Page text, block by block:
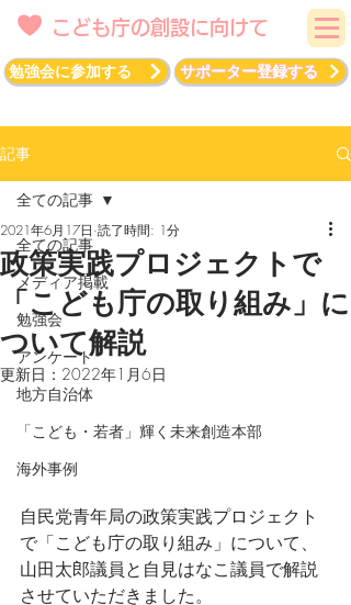
こども庁の創設に向けて
勉強会に参加する サポーター登録する
記事
全ての記事
メディア掲載
勉強会
アンケート
地方自治体
「こども・若者」輝く未来創造本部
海外事例
全ての記事
政策実践プロジェクトで
「こども庁の取り組み」に
ついて解説
2021年6月17日 読了時間: 1分
更新日： 2022年1月6日
自民党青年局の政策実践プロジェクト
で「こども庁の取り組み」について、
山田太郎議員と自見はなこ議員で解説
させていただきました。